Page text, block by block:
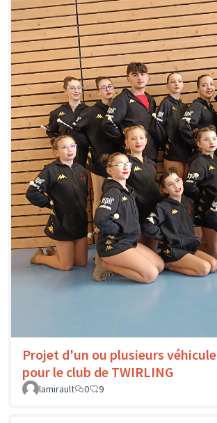
Projet d'un ou plusieurs véhicule
pour le club de TWIRLING
lamirault
0 9